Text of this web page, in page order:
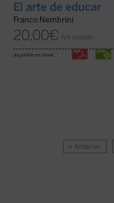
El arte de educar
Franco Nembrini
20,00€ IVA incluido
disponible en ebook:
« Anterior